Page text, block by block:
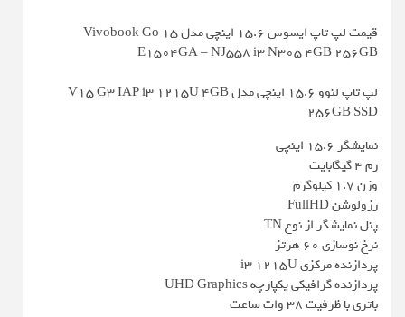
قیمت لپ تاپ ایسوس 15.6 اینچی مدل Vivobook Go 15
E1504GA – NJ558 i3 N305 4GB 256GB
لپ تاپ لنوو 15.6 اینچی مدل V15 G3 IAP i3 1215U 4GB
256GB SSD
نمایشگر ۱۵.۶ اینچی
رم ۴ گیگابایت
وزن ۱.۷ کیلوگرم
رزولوشن FullHD
پنل نمایشگر از نوع TN
نرخ نوسازی ۶۰ هرتز
پردازنده مرکزی i3 1215U
پردازنده گرافیکی یکپارچه UHD Graphics
باتری با ظرفیت ۳۸ وات ساعت